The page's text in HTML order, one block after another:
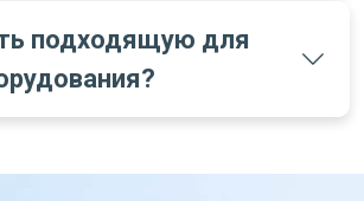
подходящую для